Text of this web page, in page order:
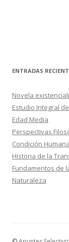
ENTRADAS
Novela
Estudio Integral
Edad Media
Perspectivas
Condición Humana
Historia de la
Fundamentos de
Naturaleza